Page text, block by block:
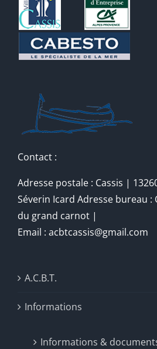
Contact :
Adresse postale : Cassis |
Séverin Icard Adresse bureau :
du grand carnot |
Email : acbtcassis@gmail.com
A.C.B.T.
Informations
Informations &